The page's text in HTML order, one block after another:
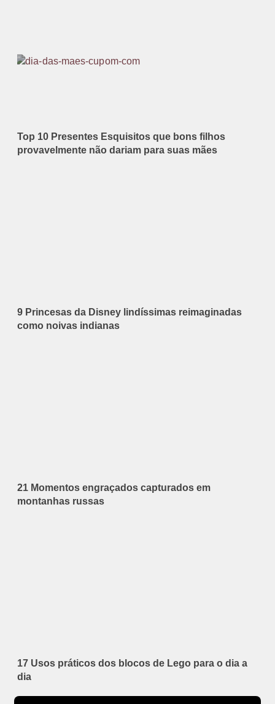
Top 10 Presentes Esquisitos que bons filhos
provavelmente não dariam para suas mães
9 Princesas da Disney lindíssimas reimaginadas
como noivas indianas
21 Momentos engraçados capturados em
montanhas russas
17 Usos práticos dos blocos de Lego para o dia a
dia